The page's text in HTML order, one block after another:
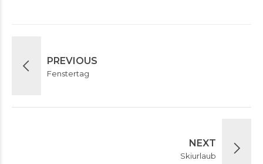
PREVIOUS
Fenstertag
NEXT
Skiurlaub